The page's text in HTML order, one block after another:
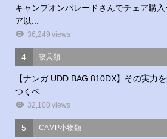
キャンプオンパレードさんでチェア購
ア以...
36,249 views
4 寝具類
【ナンガ UDD BAG 810DX】その実力
つくベ...
32,100 views
5 CAMP小物類